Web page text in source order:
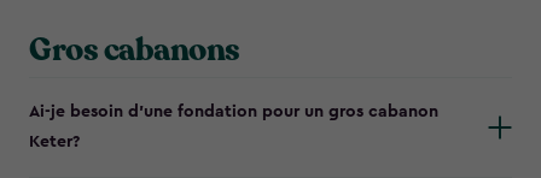
Gros cabanons
Ai-je besoin d’une fondation pour un gros cabanon
Keter?